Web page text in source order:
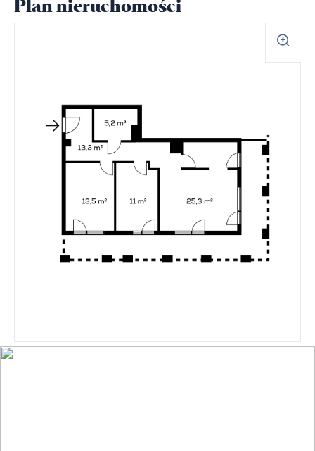
Plan nieruchomości